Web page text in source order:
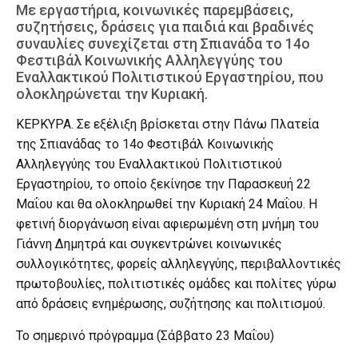
Με εργαστήρια, κοινωνικές παρεμβάσεις,
συζητήσεις, δράσεις για παιδιά και βραδινές
συναυλίες συνεχίζεται στη Σπιανάδα το 14ο
Φεστιβάλ Κοινωνικής Αλληλεγγύης του
Εναλλακτικού Πολιτιστικού Εργαστηρίου, που
ολοκληρώνεται την Κυριακή.
ΚΕΡΚΥΡΑ. Σε εξέλιξη βρίσκεται στην Πάνω Πλατεία
της Σπιανάδας το 14ο Φεστιβάλ Κοινωνικής
Αλληλεγγύης του Εναλλακτικού Πολιτιστικού
Εργαστηρίου, το οποίο ξεκίνησε την Παρασκευή 22
Μαΐου και θα ολοκληρωθεί την Κυριακή 24 Μαΐου. Η
φετινή διοργάνωση είναι αφιερωμένη στη μνήμη του
Γιάννη Δημητρά και συγκεντρώνει κοινωνικές
συλλογικότητες, φορείς αλληλεγγύης, περιβαλλοντικές
πρωτοβουλίες, πολιτιστικές ομάδες και πολίτες γύρω
από δράσεις ενημέρωσης, συζήτησης και πολιτισμού.
Το σημερινό πρόγραμμα (Σάββατο 23 Μαΐου)